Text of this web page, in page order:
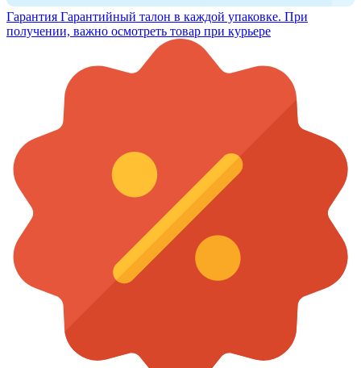
Гарантия Гарантийный талон в каждой упаковке. При
получении, важно осмотреть товар при курьере